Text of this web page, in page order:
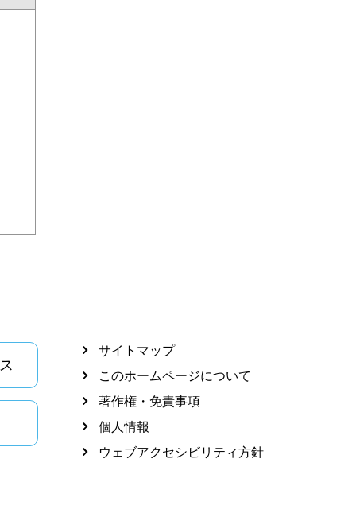
サイトマップ
このホームページについて
著作権・免責事項
個人情報
ウェブアクセシビリティ方針